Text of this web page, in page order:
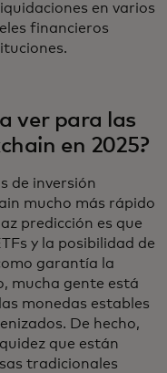
en varios
financieros
ver para las
en 2025?
de inversión
mucho más rápido
predicción es que
y la posibilidad de
garantía la
mucha gente está
monedas estables
De hecho,
que están
tradicionales